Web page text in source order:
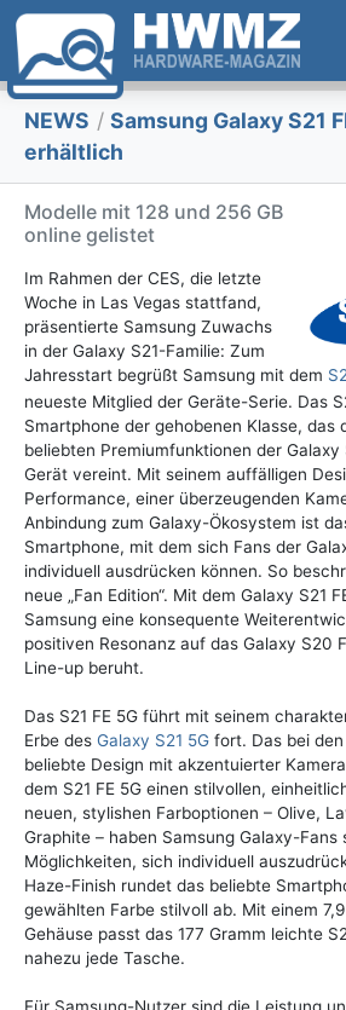
NEWS / Samsung Galaxy S21
erhältlich
Modelle mit 128 und 256 GB
online gelistet
Im Rahmen der CES, die letzte
Woche in Las Vegas stattfand,
präsentierte Samsung Zuwachs
in der Galaxy S21-Familie: Zum
Jahresstart begrüßt Samsung mit dem
neueste Mitglied der Geräte-Serie. Das
Smartphone der gehobenen Klasse, das
beliebten Premiumfunktionen der Galaxy
Gerät vereint. Mit seinem auffälligen
Performance, einer überzeugenden
Anbindung zum Galaxy-Ökosystem ist
Smartphone, mit dem sich Fans der
individuell ausdrücken können. So
neue „Fan Edition“. Mit dem Galaxy S21
Samsung eine konsequente
positiven Resonanz auf das Galaxy S20
Line-up beruht.
Das S21 FE 5G führt mit seinem
Erbe des Galaxy S21 5G fort. Das bei
beliebte Design mit akzentuierter
dem S21 FE 5G einen stilvollen,
neuen, stylishen Farboptionen – Olive,
Graphite – haben Samsung Galaxy-Fans
Möglichkeiten, sich individuell
Haze-Finish rundet das beliebte
gewählten Farbe stilvoll ab. Mit einem
Gehäuse passt das 177 Gramm leichte
nahezu jede Tasche.